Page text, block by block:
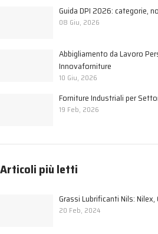
Guida DPI 2026: categorie,
08 Giu, 2026
Abbigliamento da Lavoro
Innovaforniture
10 Giu, 2026
Forniture Industriali per
19 Feb, 2026
Articoli più letti
Grassi Lubrificanti Nils:
20 Feb, 2024